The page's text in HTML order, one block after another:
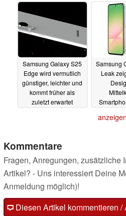
Samsung Galaxy S25
Edge wird vermutlich
günstiger, leichter und
kommt früher als
zuletzt erwartet
Samsung
Leak
anzeigen
Kommentare
Fragen, Anregungen, zusätzliche
Artikel? - Uns interessiert Deine
Anmeldung möglich)!
Diesen Artikel kommentieren /